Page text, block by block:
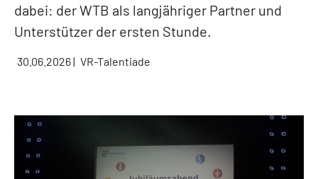
dabei: der WTB als langjähriger Partner und
Unterstützer der ersten Stunde.
30.06.2026| VR-Talentiade